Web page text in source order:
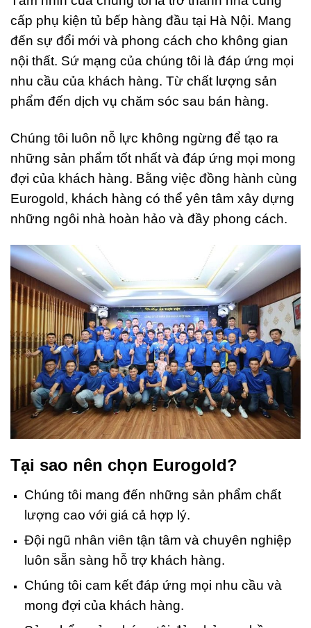
cấp phụ kiện tủ bếp hàng đầu tại Hà Nội. Mang
đến sự đổi mới và phong cách cho không gian
nội thất. Sứ mạng của chúng tôi là đáp ứng mọi
nhu cầu của khách hàng. Từ chất lượng sản
phẩm đến dịch vụ chăm sóc sau bán hàng.
Chúng tôi luôn nỗ lực không ngừng để tạo ra
những sản phẩm tốt nhất và đáp ứng mọi mong
đợi của khách hàng. Bằng việc đồng hành cùng
Eurogold, khách hàng có thể yên tâm xây dựng
những ngôi nhà hoàn hảo và đầy phong cách.
Tại sao nên chọn Eurogold?
Chúng tôi mang đến những sản phẩm chất
lượng cao với giá cả hợp lý.
Đội ngũ nhân viên tận tâm và chuyên nghiệp
luôn sẵn sàng hỗ trợ khách hàng.
Chúng tôi cam kết đáp ứng mọi nhu cầu và
mong đợi của khách hàng.